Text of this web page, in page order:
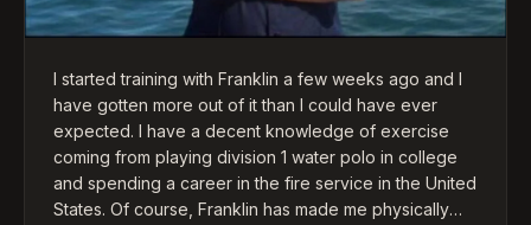
I started training with Franklin a few weeks ago and I
have gotten more out of it than I could have ever
expected. I have a decent knowledge of exercise
coming from playing division 1 water polo in college
and spending a career in the fire service in the United
States. Of course, Franklin has made me physically